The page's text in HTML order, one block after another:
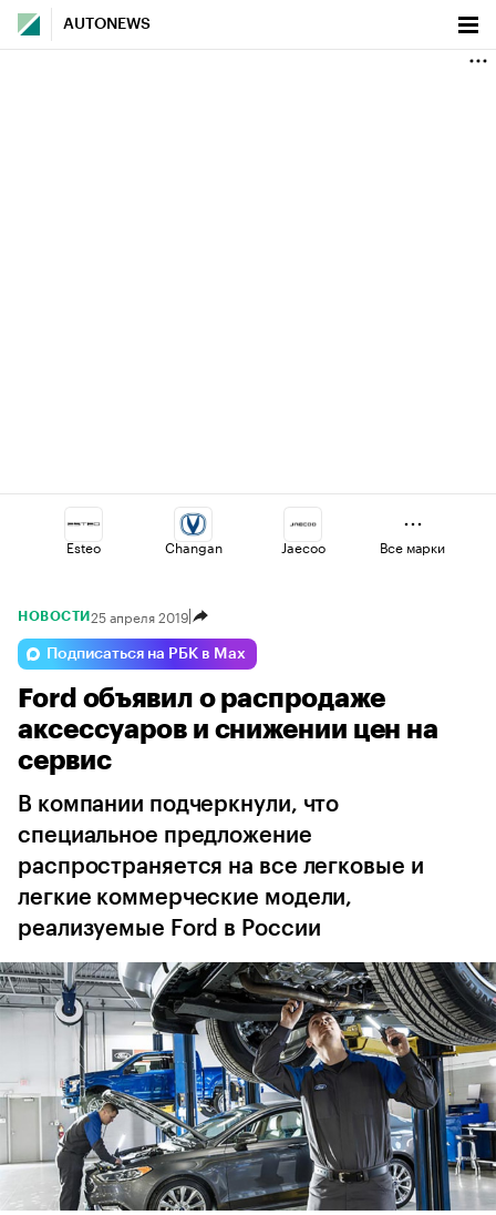
AUTONEWS
Esteo Changan Jaecoo
Geely Volga
Voyah Lada Haval
Все марки
НОВОСТИ 25 апреля 2019
Подписаться на РБК в Max
Ford объявил о распродаже
аксессуаров и снижении цен на
сервис
В компании подчеркнули, что
специальное предложение
распространяется на все легковые и
легкие коммерческие модели,
реализуемые Ford в России